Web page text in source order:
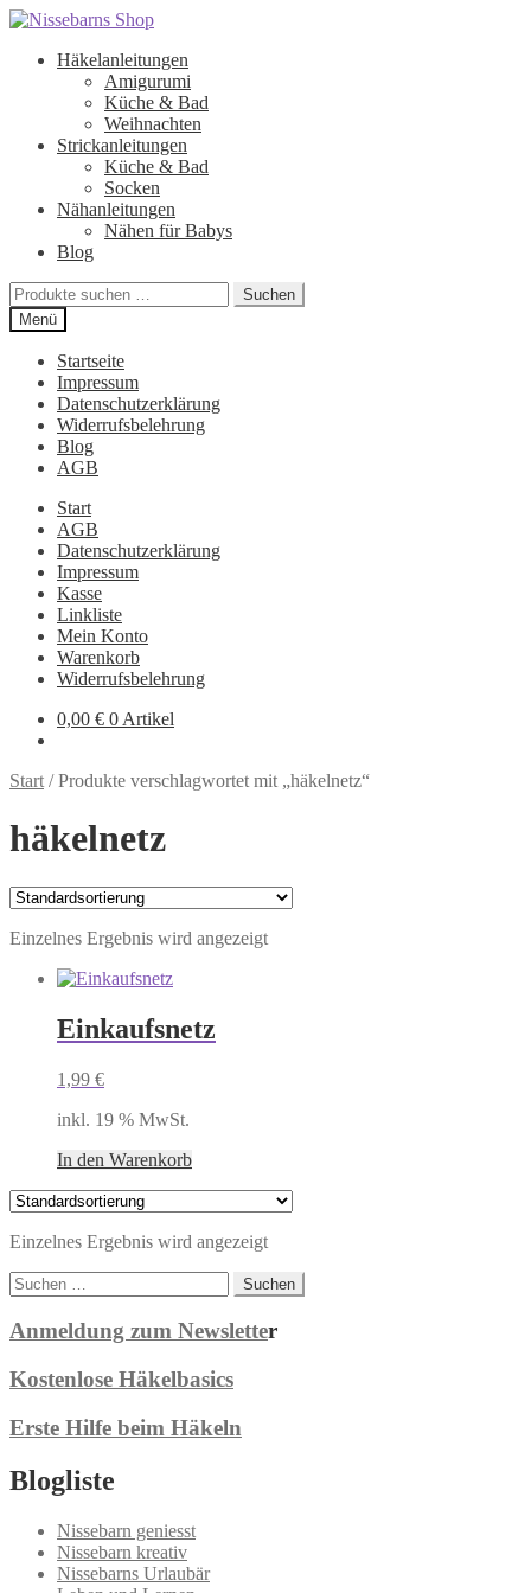
Zur
springen
Zum
springenHäkelanleitungen
Amigurumi
Küche & Bad
Weihnachten
Strickanleitungen
Küche & Bad
Socken
Nähanleitungen
Nähen für Babys
Blog
Suchen
nach:
Suchen
Menü
Startseite
Impressum
Datenschutzerklärung
Widerrufsbelehrung
Blog
AGB
Start
AGB
Datenschutzerklärung
Impressum
Kasse
Linkliste
Mein Konto
Warenkorb
Widerrufsbelehrung
0,00 € 0 Artikel
Start /Produkte verschlagwortet mit „häkelnetz“
häkelnetz
Einzelnes Ergebnis wird angezeigt
Einkaufsnetz
1,99 €
inkl. 19 % MwSt.
In den Warenkorb
Einzelnes Ergebnis wird angezeigt
Suchen
nach:
Anmeldung zum Newsletter
Kostenlose Häkelbasics
Erste Hilfe beim Häkeln
Blogliste
Nissebarn geniesst
Nissebarn kreativ
Nissebarns Urlaubär